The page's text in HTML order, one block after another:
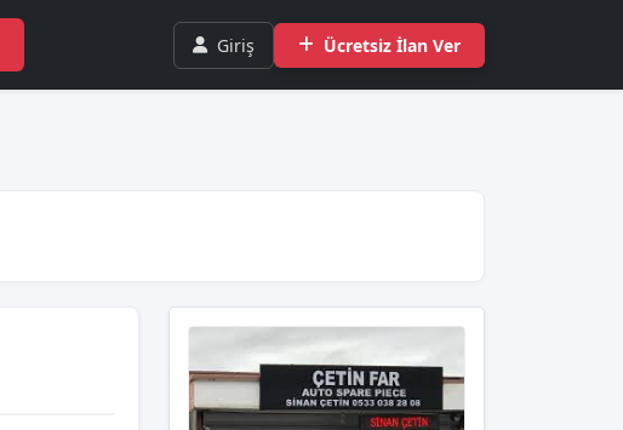
Giriş Ücretsiz İlan Ver